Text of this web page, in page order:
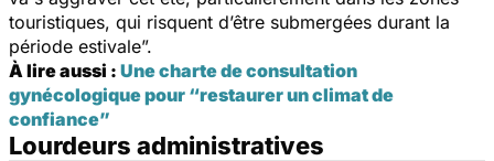
touristiques, qui risquent d’être submergées durant la
période estivale”.
À lire aussi : Une charte de consultation
gynécologique pour “restaurer un climat de
confiance”
Lourdeurs administratives